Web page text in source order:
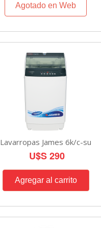
Agotado en Web
Lavarropas James 6k/c-su
U$S 290